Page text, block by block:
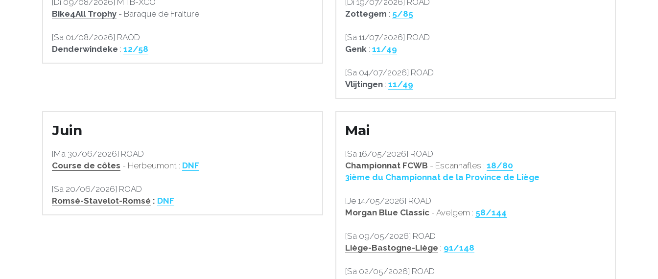
[Di 09/08/2026] MTB-XCO
Bike4All Trophy - Baraque de Fraiture
[Sa 01/08/2026] RAOD
Denderwindeke : 12/58
[Di 19/07/2026] ROAD
Zottegem : 5/85
[Sa 11/07/2026] ROAD
Genk : 11/49
[Sa 04/07/2026] ROAD
Vlijtingen : 11/49
Juin
[Ma 30/06/2026] ROAD
Course de côtes - Herbeumont : DNF
[Sa 20/06/2026] ROAD
Romsé-Stavelot-Romsé : DNF
Mai
[Sa 16/05/2026] ROAD
Championnat FCWB - Escannafles : 18/80
3ième du Championnat de la Province de Liège
[Je 14/05/2026] ROAD
Morgan Blue Classic - Avelgem : 58/144
[Sa 09/05/2026] ROAD
Liège-Bastogne-Liège : 91/148
[Sa 02/05/2026] ROAD